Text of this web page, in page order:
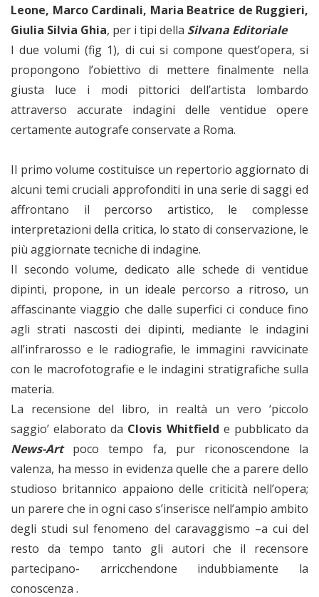
Leone, Marco Cardinali, Maria Beatrice de Ruggieri,
Giulia Silvia Ghia, per i tipi della Silvana Editoriale
I due volumi (fig 1), di cui si compone quest’opera, si
propongono l’obiettivo di mettere finalmente nella
giusta luce i modi pittorici dell’artista lombardo
attraverso accurate indagini delle ventidue opere
certamente autografe conservate a Roma.
Il primo volume costituisce un repertorio aggiornato di
alcuni temi cruciali approfonditi in una serie di saggi ed
affrontano il percorso artistico, le complesse
interpretazioni della critica, lo stato di conservazione, le
più aggiornate tecniche di indagine.
Il secondo volume, dedicato alle schede di ventidue
dipinti, propone, in un ideale percorso a ritroso, un
affascinante viaggio che dalle superfici ci conduce fino
agli strati nascosti dei dipinti, mediante le indagini
all’infrarosso e le radiografie, le immagini ravvicinate
con le macrofotografie e le indagini stratigrafiche sulla
materia.
La recensione del libro, in realtà un vero ‘piccolo
saggio’ elaborato da Clovis Whitfield e pubblicato da
News-Artpoco tempo fa, pur riconoscendone la
valenza, ha messo in evidenza quelle che a parere dello
studioso britannico appaiono delle criticità nell’opera;
un parere che in ogni caso s’inserisce nell’ampio ambito
degli studi sul fenomeno del caravaggismo –a cui del
resto da tempo tanto gli autori che il recensore
partecipano- arricchendone indubbiamente la
conoscenza .